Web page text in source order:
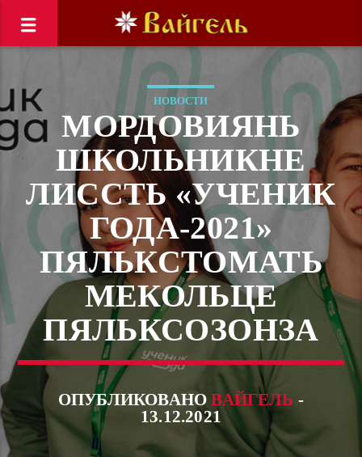
НОВОСТИ
МОРДОВИЯНЬ
ШКОЛЬНИКНЕ
ЛИССТЬ «УЧЕНИК
ГОДА-2021»
ПЯЛЬКСТОМАТЬ
МЕКОЛЬЦЕ
ПЯЛЬКСОЗОНЗА
ОПУБЛИКОВАНОВАЙГЕЛЬ -
13.12.2021